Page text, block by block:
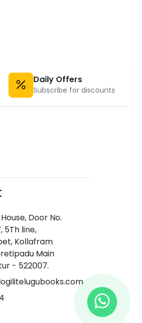
Daily Offers
Subscribe for discounts
Door No.
5Th line,
Kollafram
Main
- 522007.